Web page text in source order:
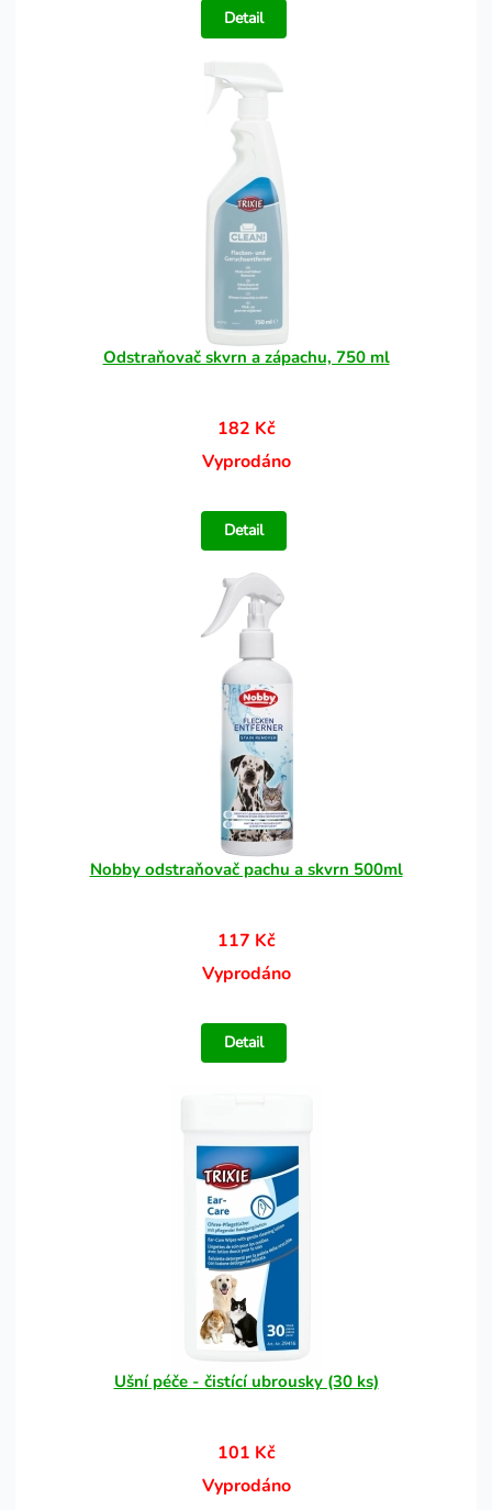
Detail
Odstraňovač skvrn a zápachu, 750 ml
182 Kč
Vyprodáno
Detail
Nobby odstraňovač pachu a skvrn 500ml
117 Kč
Vyprodáno
Detail
Ušní péče - čistící ubrousky (30 ks)
101 Kč
Vyprodáno